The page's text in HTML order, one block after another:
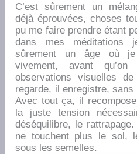
C’est sûrement un
déjà éprouvées, choses
pu me faire prendre étant
dans mes méditations
sûrement un âge où
vivement, avant
observations visuelles
regarde, il enregistre, sans
Avec tout ça, il
la juste tension
déséquilibre, le
ne touchent plus le sol,
sous les semelles.